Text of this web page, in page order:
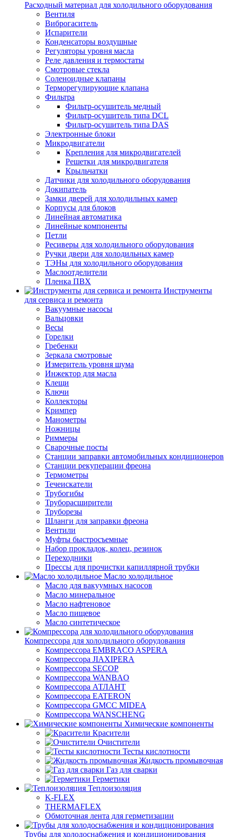
Расходный материал для холодильного оборудования
Вентиля
Виброгаситель
Испарители
Конденсаторы воздушные
Регуляторы уровня масла
Реле давления и термостаты
Смотровые стекла
Соленоидные клапаны
Терморегулирующие клапана
Фильтра
Фильтр-осушитель медный
Фильтр-осушитель типа DCL
Фильтр-осушитель типа DAS
Электронные блоки
Микродвигатели
Крепления для микродвигателей
Решетки для микродвигателя
Крыльчатки
Датчики для холодильного оборудования
Докипатель
Замки дверей для холодильных камер
Корпусы для блоков
Линейная автоматика
Линейные компоненты
Петли
Ресиверы для холодильного оборудования
Ручки двери для холодильных камер
ТЭНы для холодильного оборудования
Маслоотделители
Пленка ПВХ
Инструменты
для сервиса и ремонта
Вакуумные насосы
Вальцовки
Весы
Горелки
Гребенки
Зеркала смотровые
Измеритель уровня шума
Инжектор для масла
Клещи
Ключи
Коллекторы
Кримпер
Манометры
Ножницы
Риммеры
Сварочные посты
Станции заправки автомобильных кондиционеров
Станции рекуперации фреона
Термометры
Течеискатели
Трубогибы
Труборасширители
Труборезы
Шланги для заправки фреона
Вентили
Муфты быстросъемные
Набор прокладок, колец, резинок
Переходники
Прессы для прочистки капиллярной трубки
Масло холодильное
Масло для вакуумных насосов
Масло минеральное
Масло нафтеновое
Масло пищевое
Масло синтетическое
Компрессора для холодильного оборудования
Компрессора EMBRACO ASPERA
Компрессора JIAXIPERA
Компрессора SECOP
Компрессора WANBAO
Компрессора АТЛАНТ
Компрессора EATERON
Компрессора GMCC MIDEA
Компрессора WANSCHENG
Химические компоненты
Красители
Очистители
Тесты кислотности
Жидкость промывочная
Газ для сварки
Герметики
Теплоизоляция
K-FLEX
THERMAFLEX
Обмоточная лента для герметизации
Трубы для холодоснабжения и кондиционирования